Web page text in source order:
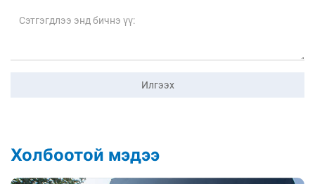
Илгээх
Холбоотой мэдээ